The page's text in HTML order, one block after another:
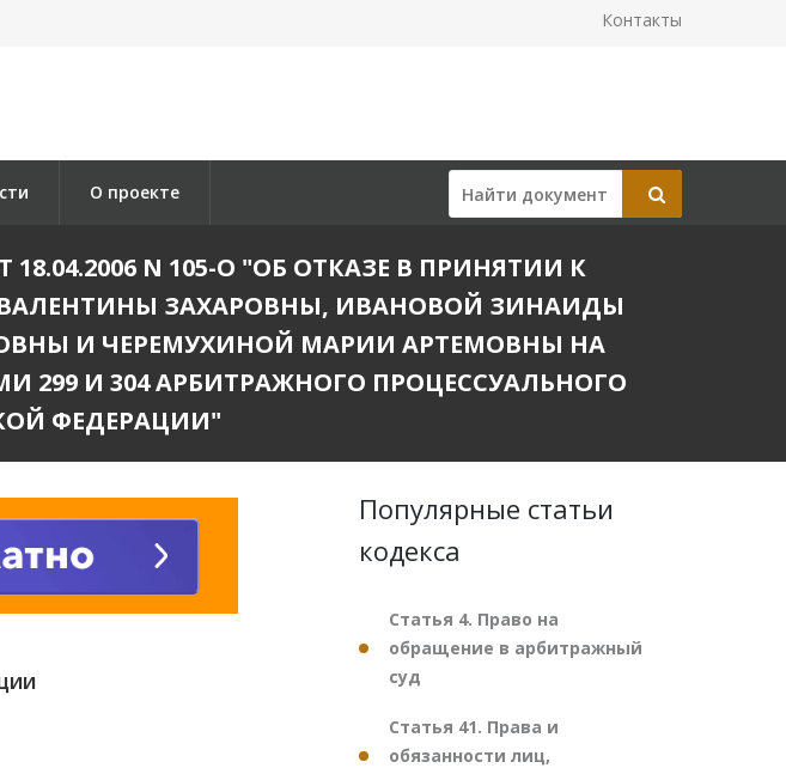
Контакты
О проекте
N 105-О "ОБ ОТКАЗЕ В ПРИНЯТИИ К
ЗАХАРОВНЫ, ИВАНОВОЙ ЗИНАИДЫ
И ЧЕРЕМУХИНОЙ МАРИИ АРТЕМОВНЫ НА
299 И 304 АРБИТРАЖНОГО ПРОЦЕССУАЛЬНОГО
ФЕДЕРАЦИИ"
Популярные статьи
кодекса
Статья 4. Право на
обращение в арбитражный
суд
Статья 41. Права и
обязанности лиц,